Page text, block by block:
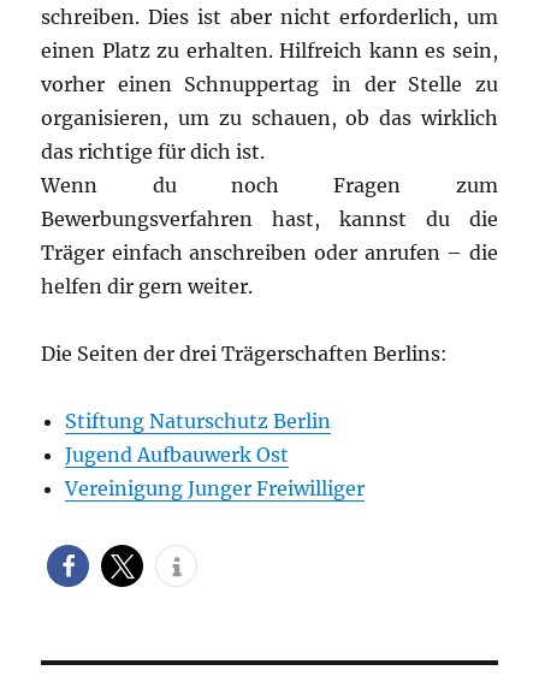
schreiben. Dies ist aber nicht erforderlich, um
einen Platz zu erhalten. Hilfreich kann es sein,
vorher einen Schnuppertag in der Stelle zu
organisieren, um zu schauen, ob das wirklich
das richtige für dich ist.
Wenn du noch Fragen zum
Bewerbungsverfahren hast, kannst du die
Träger einfach anschreiben oder anrufen – die
helfen dir gern weiter.
Die Seiten der drei Trägerschaften Berlins:
Stiftung Naturschutz Berlin
Jugend Aufbauwerk Ost
Vereinigung Junger Freiwilliger